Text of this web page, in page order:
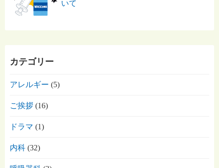
いて
カテゴリー
アレルギー (5)
ご挨拶 (16)
ドラマ (1)
内科 (32)